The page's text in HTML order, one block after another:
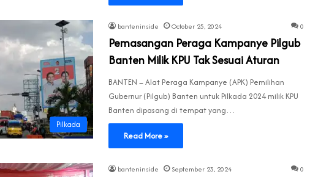
Pilkada
banteninside October 25, 2024 0
Pemasangan Peraga Kampanye Pilgub
Banten Milik KPU Tak Sesuai Aturan
BANTEN – Alat Peraga Kampanye (APK) Pemilihan
Gubernur (Pilgub) Banten untuk Pilkada 2024 milik KPU
Banten dipasang di tempat yang…
Read More »
banteninside September 23, 2024 0